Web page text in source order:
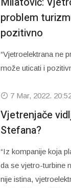
problem
pozitivno
“Vjetroelektrana ne
može uticati i
7 Mar, 2022.
Vjetrenjače
Stefana?
“Iz kompanije koja
da se vjetro-turbine
nije istina,